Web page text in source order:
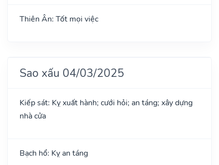
Thiên Ân: Tốt mọi việc
Sao xấu 04/03/2025
Kiếp sát: Kỵ xuất hành; cưới hỏi; an táng; xây dựng
nhà cửa
Bạch hổ: Kỵ an táng